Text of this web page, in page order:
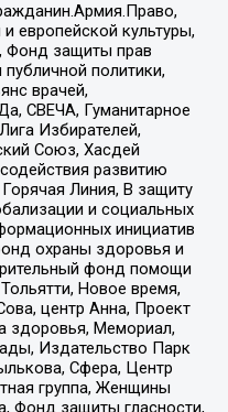
европейской культуры,
Фонд защиты прав
политики,
врачей,
СВЕЧА, Гуманитарное
Избирателей,
Союз, Хасдей
развитию
Линия, В защиту
и социальных
инициатив
охраны здоровья и
фонд помощи
Новое время,
центр Анна, Проект
здоровья, Мемориал,
Издательство Парк
Сфера, Центр
группа, Женщины